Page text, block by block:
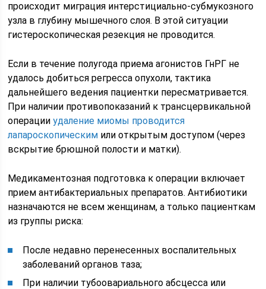
происходит миграция интерстициально-субмукозного
узла в глубину мышечного слоя. В этой ситуации
гистероскопическая резекция не проводится.
Если в течение полугода приема агонистов ГнРГ не
удалось добиться регресса опухоли, тактика
дальнейшего ведения пациентки пересматривается.
При наличии противопоказаний к трансцервикальной
операцииудаление миомы проводится
лапароскопическим или открытым доступом (через
вскрытие брюшной полости и матки).
Медикаментозная подготовка к операции включает
прием антибактериальных препаратов. Антибиотики
назначаются не всем женщинам, а только пациенткам
из группы риска:
После недавно перенесенных воспалительных
заболеваний органов таза;
При наличии тубоовариального абсцесса или